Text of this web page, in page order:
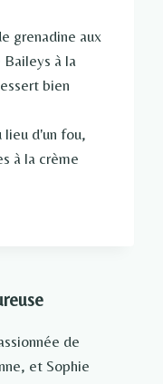
grenadine aux
Baileys à la
bien
lieu d'un fou,
à la crème
de
et Sophie